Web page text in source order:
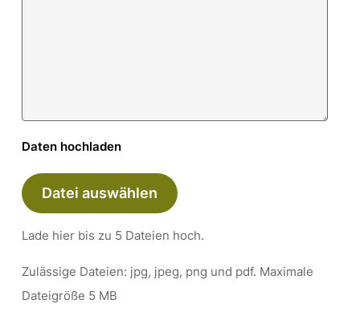
Daten hochladen
Datei auswählen
Lade hier bis zu 5 Dateien hoch.
Zulässige Dateien: jpg, jpeg, png und pdf. Maximale
Dateigröße 5 MB